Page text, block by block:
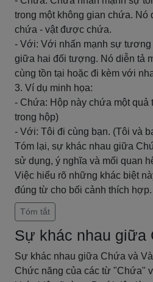
trong một không gian chứa. Nó
chứa - vật được chứa.
- Với: Với nhấn mạnh sự tương
giữa hai đối tượng. Nó diễn tả
cùng tồn tại hoặc đi kèm với
3. Ví dụ minh họa:
- Chứa: Hộp này chứa một quả
trong hộp)
- Với: Tôi đi cùng bạn. (Tôi và
Tóm lại, sự khác nhau giữa
sử dụng, ý nghĩa và mối quan
Việc hiểu rõ những khác biệt
đúng từ cho bối cảnh thích hợp.
Tóm tắt
Sự khác nhau giữa
Sự khác nhau giữa Chứa và
Chức năng của các từ "Chứa"